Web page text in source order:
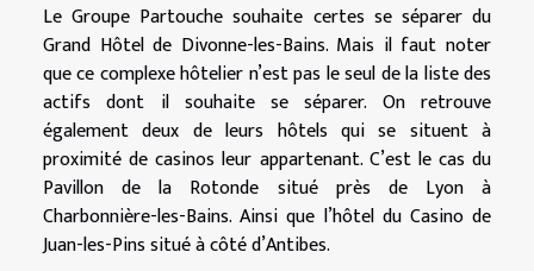
Le Groupe Partouche souhaite certes se séparer du
Grand Hôtel de Divonne-les-Bains. Mais il faut noter
que ce complexe hôtelier n’est pas le seul de la liste des
actifs dont il souhaite se séparer. On retrouve
également deux de leurs hôtels qui se situent à
proximité de casinos leur appartenant. C’est le cas du
Pavillon de la Rotonde situé près de Lyon à
Charbonnière-les-Bains. Ainsi que l’hôtel du Casino de
Juan-les-Pins situé à côté d’Antibes.